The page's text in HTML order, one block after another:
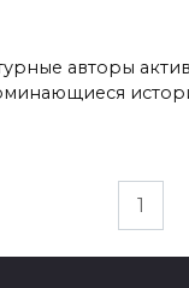
авторы
1